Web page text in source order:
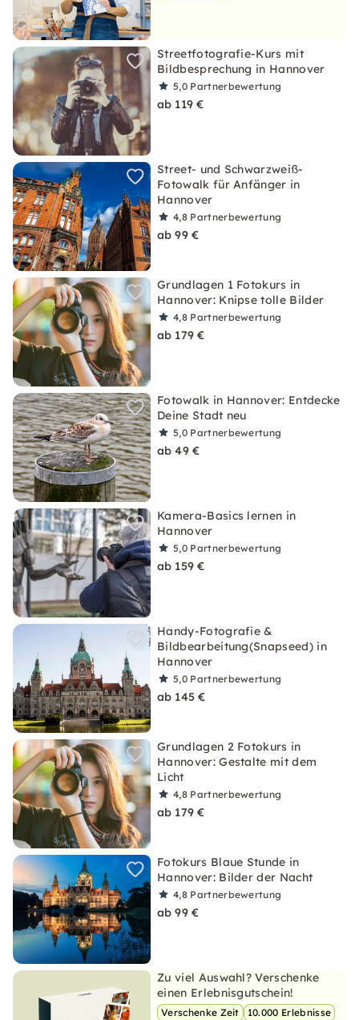
Streetfotografie-Kurs mit
Bildbesprechung in Hannover
5,0 Partnerbewertung
ab 119 €
Street- und Schwarzweiß-
Fotowalk für Anfänger in
Hannover
4,8 Partnerbewertung
ab 99 €
Grundlagen 1 Fotokurs in
Hannover: Knipse tolle Bilder
4,8 Partnerbewertung
ab 179 €
Fotowalk in Hannover: Entdecke
Deine Stadt neu
5,0 Partnerbewertung
ab 49 €
Kamera-Basics lernen in
Hannover
5,0 Partnerbewertung
ab 159 €
Handy-Fotografie &
Bildbearbeitung(Snapseed) in
Hannover
5,0 Partnerbewertung
ab 145 €
Grundlagen 2 Fotokurs in
Hannover: Gestalte mit dem
Licht
4,8 Partnerbewertung
ab 179 €
Fotokurs Blaue Stunde in
Hannover: Bilder der Nacht
4,8 Partnerbewertung
ab 99 €
Zu viel Auswahl? Verschenke
einen Erlebnisgutschein!
Verschenke Zeit
10.000 Erlebnisse